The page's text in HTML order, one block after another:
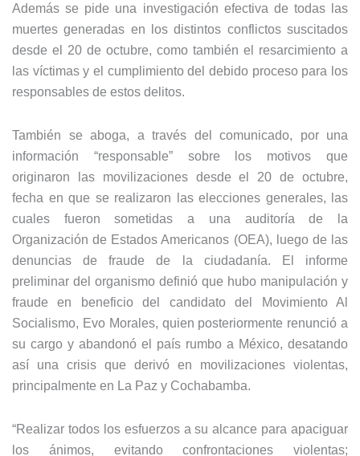
Además se pide una investigación efectiva de todas las
muertes generadas en los distintos conflictos suscitados
desde el 20 de octubre, como también el resarcimiento a
las víctimas y el cumplimiento del debido proceso para los
responsables de estos delitos.
También se aboga, a través del comunicado, por una
información “responsable” sobre los motivos que
originaron las movilizaciones desde el 20 de octubre,
fecha en que se realizaron las elecciones generales, las
cuales fueron sometidas a una auditoría de la
Organización de Estados Americanos (OEA), luego de las
denuncias de fraude de la ciudadanía. El informe
preliminar del organismo definió que hubo manipulación y
fraude en beneficio del candidato del Movimiento Al
Socialismo, Evo Morales, quien posteriormente renunció a
su cargo y abandonó el país rumbo a México, desatando
así una crisis que derivó en movilizaciones violentas,
principalmente en La Paz y Cochabamba.
“Realizar todos los esfuerzos a su alcance para apaciguar
los ánimos, evitando confrontaciones violentas;